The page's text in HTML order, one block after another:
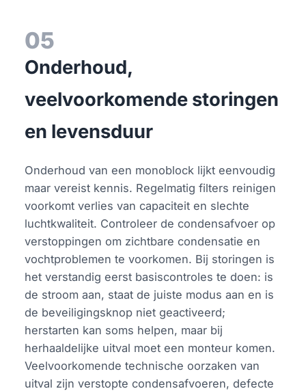
05
Onderhoud,
veelvoorkomende storingen
en levensduur
Onderhoud van een monoblock lijkt eenvoudig
maar vereist kennis. Regelmatig filters reinigen
voorkomt verlies van capaciteit en slechte
luchtkwaliteit. Controleer de condensafvoer op
verstoppingen om zichtbare condensatie en
vochtproblemen te voorkomen. Bij storingen is
het verstandig eerst basiscontroles te doen: is
de stroom aan, staat de juiste modus aan en is
de beveiligingsknop niet geactiveerd;
herstarten kan soms helpen, maar bij
herhaaldelijke uitval moet een monteur komen.
Veelvoorkomende technische oorzaken van
uitval zijn verstopte condensafvoeren, defecte